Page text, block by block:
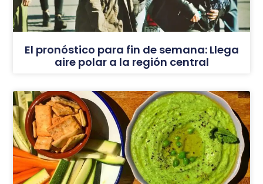
El pronóstico para fin de semana: Llega
aire polar a la región central